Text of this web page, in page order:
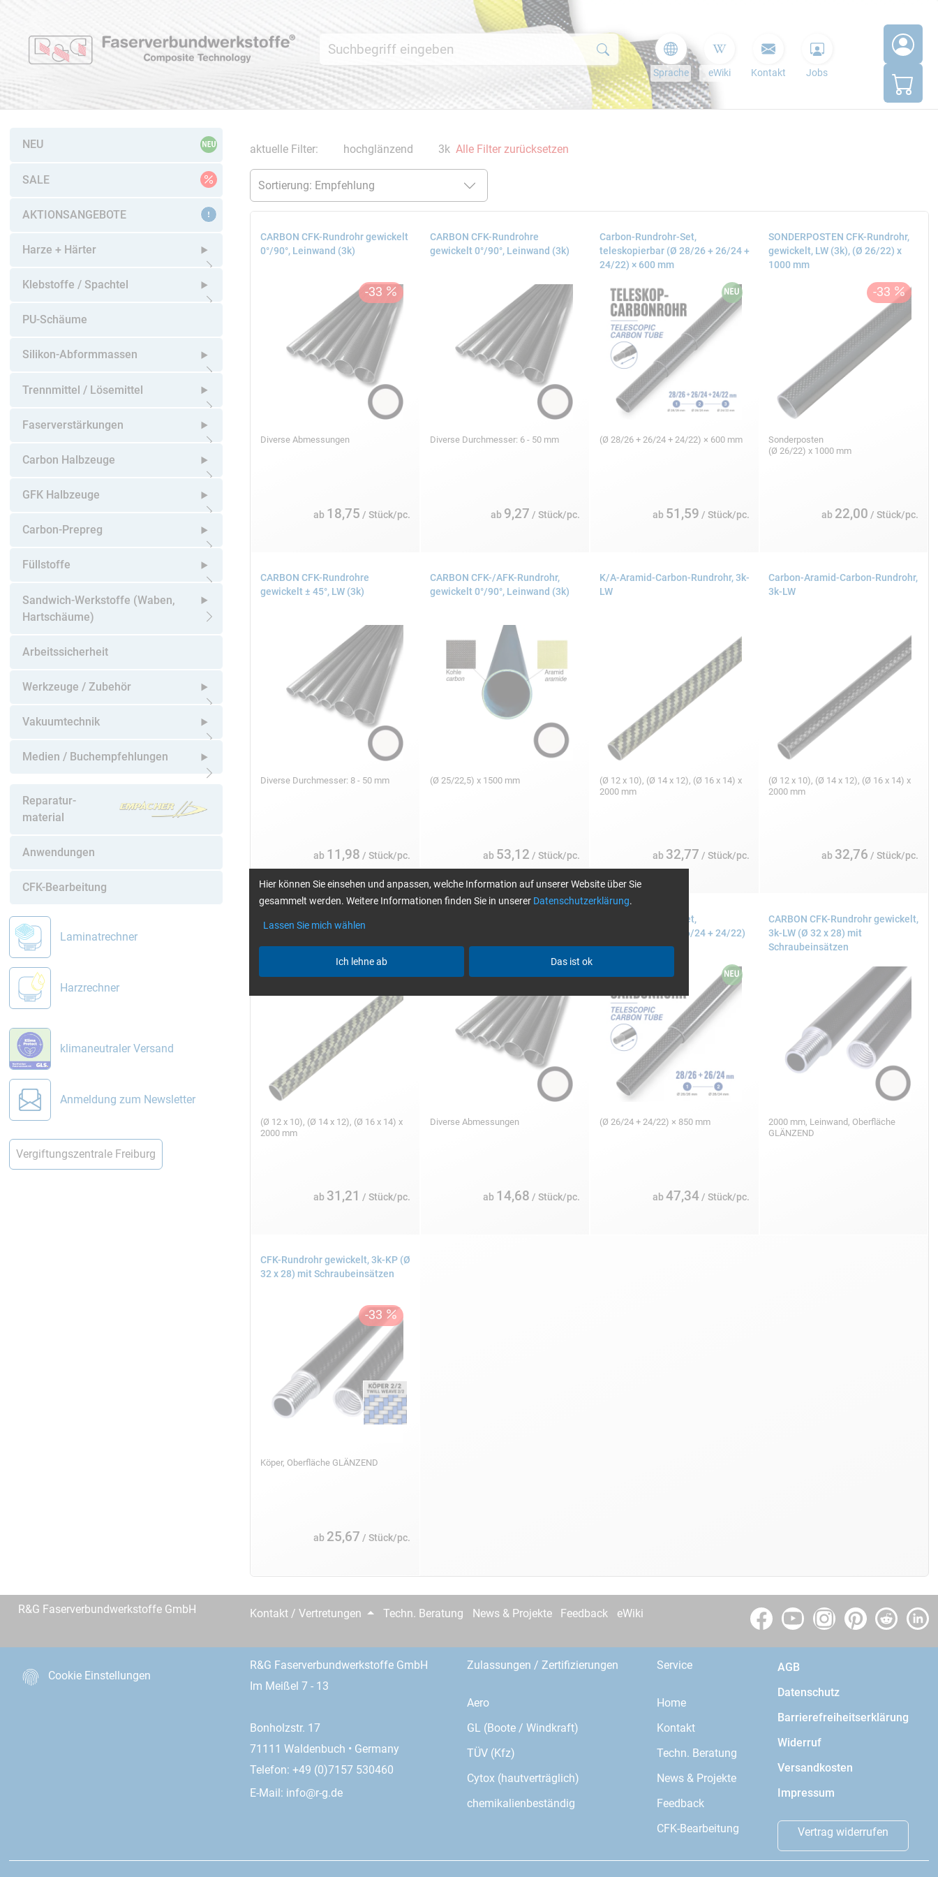
Sprache eWiki Kontakt Jobs
NEU
SALE
AKTIONSANGEBOTE
Harze + Härter
Untermenü öffnen
Klebstoffe / Spachtel
PU-Schäume
Silikon-Abformmassen
Untermenü öffnen
Trennmittel / Lösemittel
Untermenü öffnen
Faserverstärkungen
Untermenü öffnen
Carbon Halbzeuge
Untermenü öffnen
GFK Halbzeuge
Untermenü öffnen
Carbon-Prepreg
Untermenü öffnen
Füllstoffe
Untermenü öffnen
Sandwich-Werkstoffe (Waben,
Hartschäume)
Arbeitssicherheit
Werkzeuge / Zubehör
Untermenü öffnen
Vakuumtechnik
Untermenü öffnen
Medien / Buchempfehlungen
Reparatur-
material
Anwendungen
CFK-Bearbeitung
Laminatrechner
Harzrechner
klimaneutraler Versand
Anmeldung zum Newsletter
Vergiftungszentrale Freiburg
aktuelle Filter: hochglänzend 3k Alle Filter zurücksetzen
CARBON CFK-Rundrohr gewickelt
0°/90°, Leinwand (3k)
Diverse Abmessungen
ab 18,75 / Stück/pc.
CARBON CFK-Rundrohre
gewickelt 0°/90°, Leinwand (3k)
Diverse Durchmesser: 6 - 50 mm
ab 9,27 / Stück/pc.
Carbon-Rundrohr-Set,
teleskopierbar (Ø 28/26 + 26/24 +
24/22) × 600 mm
(Ø 28/26 + 26/24 + 24/22) × 600 mm
ab 51,59 / Stück/pc.
SONDERPOSTEN CFK-Rundrohr,
gewickelt, LW (3k), (Ø 26/22) x
1000 mm
Sonderposten
(Ø 26/22) x 1000 mm
ab 22,00 / Stück/pc.
CARBON CFK-Rundrohre
gewickelt ± 45°, LW (3k)
Diverse Durchmesser: 8 - 50 mm
ab 11,98 / Stück/pc.
CARBON CFK-/AFK-Rundrohr,
gewickelt 0°/90°, Leinwand (3k)
(Ø 25/22,5) x 1500 mm
ab 53,12 / Stück/pc.
K/A-Aramid-Carbon-Rundrohr, 3k-
LW
(Ø 12 x 10), (Ø 14 x 12), (Ø 16 x 14) x
2000 mm
ab 32,77 / Stück/pc.
Carbon-Aramid-Carbon-Rundrohr,
3k-LW
(Ø 12 x 10), (Ø 14 x 12), (Ø 16 x 14) x
2000 mm
ab 32,76 / Stück/pc.
K/A-Carbon-Rundrohr, 3k-LW
(Ø 12 x 10), (Ø 14 x 12), (Ø 16 x 14) x
2000 mm
ab 31,21 / Stück/pc.
Diverse Abmessungen
ab 14,68 / Stück/pc.
Carbon-Rundrohr-Set,
teleskopierbar (Ø 26/24 + 24/22)
× 850 mm
(Ø 26/24 + 24/22) × 850 mm
ab47,34/ Stück/pc.
CARBON CFK-Rundrohr gewickelt,
3k-LW (Ø 32 x 28) mit
Schraubeinsätzen
2000 mm, Leinwand, Oberfläche
GLÄNZEND
CFK-Rundrohr gewickelt, 3k-KP (Ø
32 x 28) mit Schraubeinsätzen
Köper, Oberfläche GLÄNZEND
ab 25,67 / Stück/pc.
R&G Faserverbundwerkstoffe GmbH Kontakt / Vertretungen Techn. Beratung News & Projekte Feedback eWiki
Cookie Einstellungen
R&G Faserverbundwerkstoffe GmbH
Im Meißel 7 - 13
Bonholzstr. 17
71111 Waldenbuch • Germany
Telefon: +49 (0)7157 530460
E-Mail: info@r-g.de
Zulassungen / Zertifizierungen
Aero
GL (Boote / Windkraft)
TÜV (Kfz)
Cytox (hautverträglich)
chemikalienbeständig
Service
Home
Kontakt
Techn. Beratung
News & Projekte
Feedback
CFK-Bearbeitung
AGB
Datenschutz
Barrierefreiheitserklärung
Widerruf
Versandkosten
Impressum
Vertrag widerrufen
Hier können Sie einsehen und anpassen, welche Information auf unserer Website über Sie
gesammelt werden. Weitere Informationen finden Sie in unserer Datenschutzerklärung.
Lassen Sie mich wählen
Ich lehne ab Das ist ok